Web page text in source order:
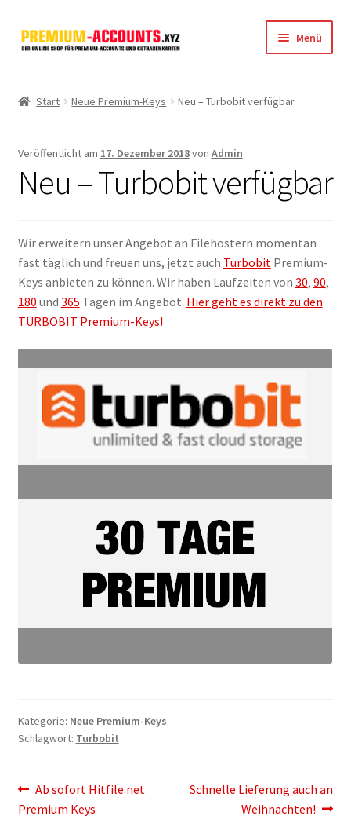
Zur
Navigation
Zum
Inhalt
Menü
TakeFile
FileFox.cc
Xubster
Filesmonster
HotLink
VipFile.cc
Impressum
Versandinfos
Widerrufsbelehrung
Start Neue Premium-Keys Neu – Turbobit verfügbar
Veröffentlicht am 17. Dezember 2018von Admin
Neu – Turbobit verfügbar
Wir erweitern unser Angebot an Filehostern momentan
fast täglich und freuen uns, jetzt auch Turbobit Premium-
Keys anbieten zu können. Wir haben Laufzeiten von 30, 90,
180 und 365 Tagen im Angebot. Hier geht es direkt zu den
TURBOBIT Premium-Keys!
Kategorie: Neue Premium-Keys
Schlagwort: Turbobit
Beitragsnavigation
Vorheriger
Beitrag:
Ab sofort Hitfile.net
Premium Keys
Nächster
Schnelle Lieferung auch an
Weihnachten!